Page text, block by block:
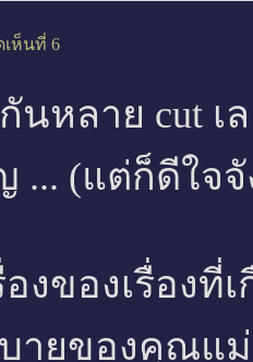
ห็นที่ 6
นหลาย cut เ
... (แต่ก็ดีใจ
องของเรื่องที่
ายของคุณแ